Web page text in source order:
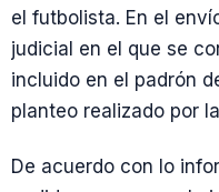
el futbolista. En el
judicial en el que se
incluido en el padrón
planteo realizado por
De acuerdo con lo